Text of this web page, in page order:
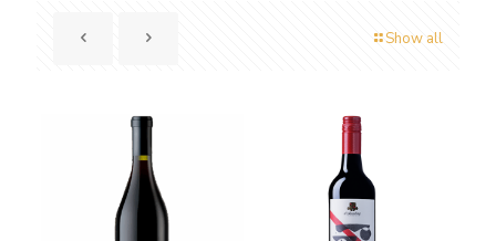
Show all